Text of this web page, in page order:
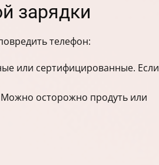
зарядки
телефон:
или сертифицированные. Если
Можно осторожно продуть или